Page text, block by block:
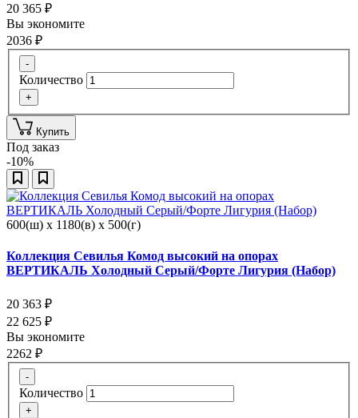
20 365 ₽
Вы экономите
2036 ₽
-
Количество
+
Купить
Под заказ
-10%
600(ш) x 1180(в) x 500(г)
Коллекция Севилья Комод высокий на опорах
ВЕРТИКАЛЬ Холодный Серый/Форте Лигурия (Набор)
20 363 ₽
22 625 ₽
Вы экономите
2262 ₽
-
Количество
+